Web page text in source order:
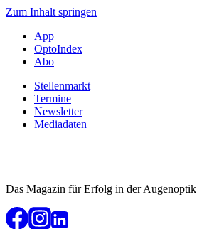
Zum Inhalt springen
App
OptoIndex
Abo
Stellenmarkt
Termine
Newsletter
Mediadaten
Das Magazin für Erfolg in der Augenoptik